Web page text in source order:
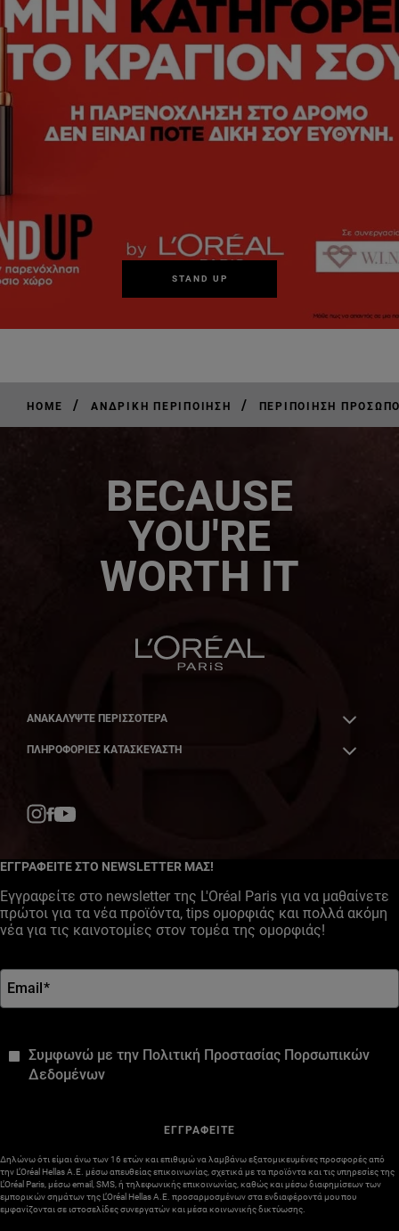
STAND UP
HOME / ΑΝΔΡΙΚΉ ΠΕΡΙΠΟΊΗΣΗ / ΠΕΡΙΠΟΊΗΣΗ
BECAUSE
YOU'RE
WORTH IT
ΑΝΑΚΑΛΎΨΤΕ ΠΕΡΙΣΣΌΤΕΡΑ
ΠΛΗΡΟΦΟΡΙΕΣ ΚΑΤΑΣΚΕΥΑΣΤΗ
ΕΓΓΡΑΦΕΙΤΕ ΣΤΟ NEWSLETTER ΜΑΣ!
Εγγραφείτε στο newsletter της L'Oréal Paris για να μαθαίνετε
πρώτοι για τα νέα προϊόντα, tips ομορφιάς και πολλά ακόμη
νέα για τις καινοτομίες στον τομέα της ομορφιάς!
Email*
Συμφωνώ με την Πολιτική Προστασίας Πορσωπικών
Δεδομένων
ΕΓΓΡΑΦΕΙΤΕ
Δηλώνω ότι είμαι άνω των 16 ετών και επιθυμώ να λαμβάνω εξατομικευμένες προσφορές από
την L’Oréal Hellas A.E. μέσω απευθείας επικοινωνίας, σχετικά με τα προϊόντα και τις υπηρεσίες της
L’Oréal Paris, μέσω email, SMS, ή τηλεφωνικής επικοινωνίας, καθώς και μέσω διαφημίσεων των
εμπορικών σημάτων της L’Oréal Hellas A.E. προσαρμοσμένων στα ενδιαφέροντά μου που
εμφανίζονται σε ιστοσελίδες συνεργατών και μέσα κοινωνικής δικτύωσης.